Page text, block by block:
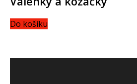
Do košíku